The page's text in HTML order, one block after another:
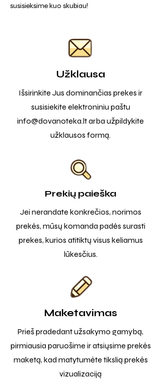
susisieksime kuo skubiau!
Užklausa
Išsirinkite Jus dominančias prekes ir
susisiekite elektroniniu paštu
info@dovanoteka.ltarba užpildykite
užklausos formą.
Prekių paieška
Jei nerandate konkrečios, norimos
prekės, mūsų komanda padės surasti
prekes, kurios atitiktų visus keliamus
lūkesčius.
Maketavimas
Prieš pradedant užsakymo gamybą,
pirmiausia paruošime ir atsiųsime prekės
maketą, kad matytumėte tikslią prekės
vizualizaciją